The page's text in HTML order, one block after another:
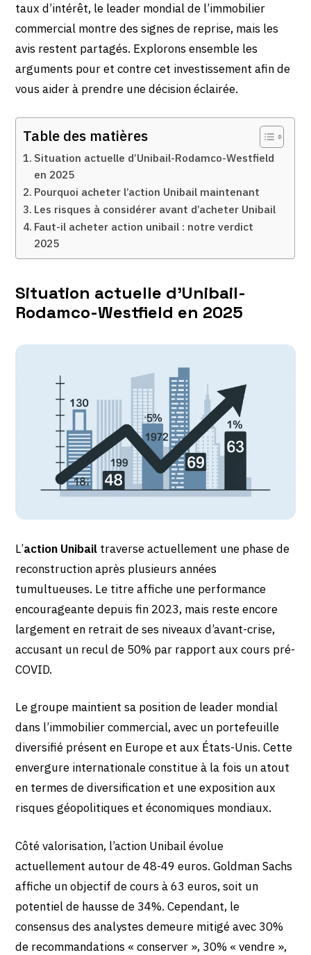
taux d’intérêt, le leader mondial de l’immobilier
commercial montre des signes de reprise, mais les
avis restent partagés. Explorons ensemble les
arguments pour et contre cet investissement afin de
vous aider à prendre une décision éclairée.
Table des matières
Situation actuelle d’Unibail-Rodamco-Westfield
en 2025
Pourquoi acheter l’action Unibail maintenant
Les risques à considérer avant d’acheter Unibail
Faut-il acheter action unibail : notre verdict
2025
Situation actuelle d’Unibail-
Rodamco-Westfield en 2025
L’action Unibail traverse actuellement une phase de
reconstruction après plusieurs années
tumultueuses. Le titre affiche une performance
encourageante depuis fin 2023, mais reste encore
largement en retrait de ses niveaux d’avant-crise,
accusant un recul de 50% par rapport aux cours pré-
COVID.
Le groupe maintient sa position de leader mondial
dans l’immobilier commercial, avec un portefeuille
diversifié présent en Europe et aux États-Unis. Cette
envergure internationale constitue à la fois un atout
en termes de diversification et une exposition aux
risques géopolitiques et économiques mondiaux.
Côté valorisation, l’action Unibail évolue
actuellement autour de 48-49 euros. Goldman Sachs
affiche un objectif de cours à 63 euros, soit un
potentiel de hausse de 34%. Cependant, le
consensus des analystes demeure mitigé avec 30%
de recommandations « conserver », 30% « vendre »,